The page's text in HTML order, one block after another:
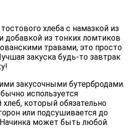
хлеба с намазкой из
добавкой из тонких ломтиков
травами, это просто
закуска будь-то завтрак
закусочными бутербродами.
используется
который обязательно
или подсушивается до
может быть любой.